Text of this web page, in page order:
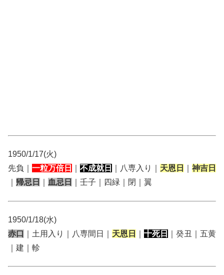
1950/1/17(火)
先負｜ 一粒万倍日 不成就日 ｜八専入り｜ 天恩日
神吉日
帰忌日 血忌日 ｜壬子｜四緑｜閉｜翼
1950/1/18(水)
赤口
｜土用入り｜八専間日｜ 天恩日 十死日
｜癸丑｜五黄
｜建｜軫